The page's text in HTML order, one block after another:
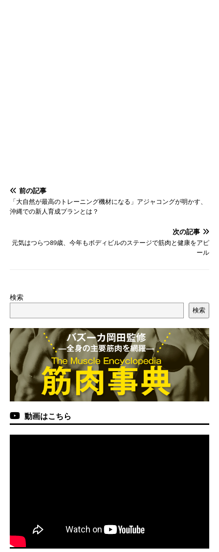
前の記事
「大自然が最高のトレーニング機材になる」アジャコングが明かす、
沖縄での新人育成プランとは？
次の記事
元気はつらつ89歳、今年もボディビルのステージで筋肉と健康をアピ
ール
検索
検索
動画はこちら